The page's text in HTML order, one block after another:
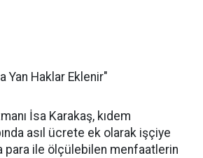
Yan Haklar Eklenir"
İsa Karakaş, kıdem
asıl ücrete ek olarak işçiye
para ile ölçülebilen menfaatlerin